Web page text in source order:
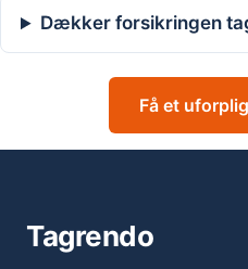
Dækker forsikringen
Få et
Tagrendo